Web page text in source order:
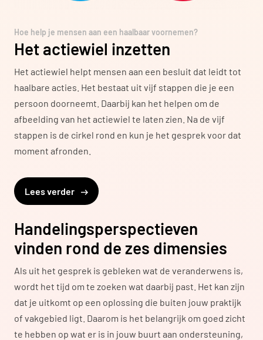
Hoe help je mensen aan een haalbaar voornemen?
Het actiewiel inzetten
Het actiewiel helpt mensen aan een besluit dat leidt tot
haalbare acties. Het bestaat uit vijf stappen die je een
persoon doorneemt. Daarbij kan het helpen om de
afbeelding van het actiewiel te laten zien. Na de vijf
stappen is de cirkel rond en kun je het gesprek voor dat
moment afronden.
Lees verder
Handelingsperspectieven
vinden rond de zes dimensies
Als uit het gesprek is gebleken wat de veranderwens is,
wordt het tijd om te zoeken wat daarbij past. Het kan zijn
dat je uitkomt op een oplossing die buiten jouw praktijk
of vakgebied ligt. Daarom is het belangrijk om goed zicht
te hebben op wat er is in jouw buurt aan ondersteuning,